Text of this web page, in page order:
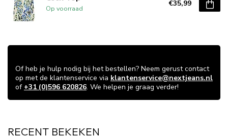
Op voorraad
€35,99
Of heb je hulp nodig bij het bestellen? Neem gerust contact
op met de klantenservice via klantenservice@nextjeans.nl
of +31 (0)596 620826. We helpen je graag verder!
RECENT BEKEKEN